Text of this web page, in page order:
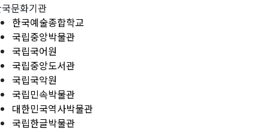
문화기관
한국예술종합학교
국립중앙박물관
국립국어원
국립중앙도서관
국립국악원
국립민속박물관
대한민국역사박물관
국립한글박물관